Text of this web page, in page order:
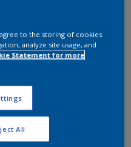
查找店铺
agree to the storing of cookies
analyze site usage, and
Statement for more
All